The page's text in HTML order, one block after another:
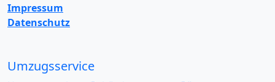
Impressum
Datenschutz
Umzugsservice